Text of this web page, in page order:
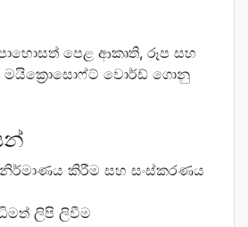
පෙළ ආකෘති, රූප සහ
මයික්‍රොසොෆ්ට් වොර්ඩ් ගොනු
කිරීම සහ සංස්කරණය
ලිපි ලිවීම